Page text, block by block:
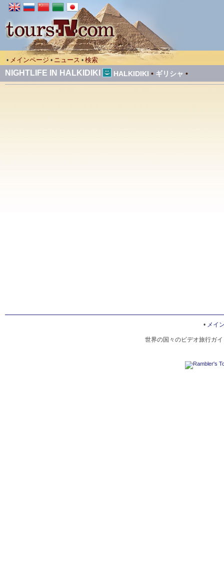
• メインページ • ニュース • 検索
NIGHTLIFE IN HALKIDIKI HALKIDIKI • ギリシャ •
• メイ
世界の国々のビデオ旅行ガ